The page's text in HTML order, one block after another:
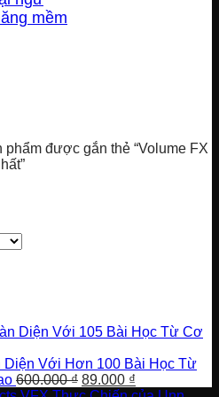
mềm
được gắn thẻ “Volume FX
Diện Với Hơn 100 Bài Học Từ
600.000₫ Giá
89.000 ₫